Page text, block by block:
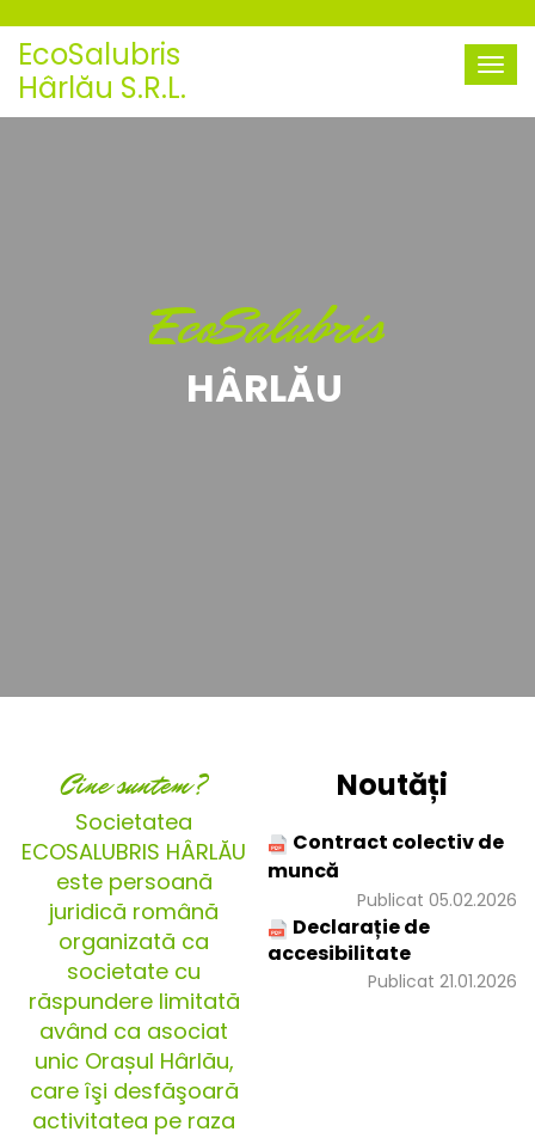
EcoSalubris
Hârlău S.R.L.
EcoSalubris
HÂRLĂU
Cine suntem?
Societatea
ECOSALUBRIS HÂRLĂU
este persoană
juridică română
organizată ca
societate cu
răspundere limitată
având ca asociat
unic Orașul Hârlău,
care îşi desfăşoară
activitatea pe raza
Noutăți
Contract colectiv de
muncă
Publicat 05.02.2026
Declarație de
accesibilitate
Publicat 21.01.2026